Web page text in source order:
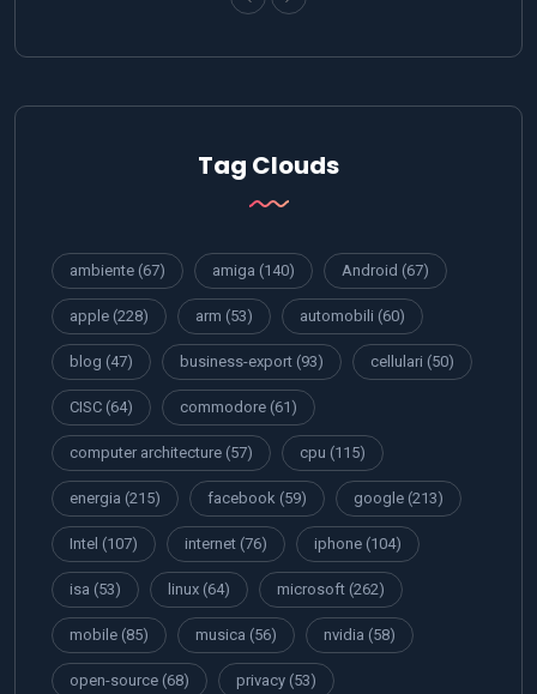
Tag Clouds
ambiente (67) amiga (140) Android (67)
apple (228) arm (53) automobili (60)
blog (47) business-export (93) cellulari (50)
CISC (64) commodore (61)
computer architecture (57) cpu (115)
energia (215) facebook (59) google (213)
Intel (107) internet (76) iphone (104)
isa (53) linux (64) microsoft (262)
mobile (85) musica (56) nvidia (58)
open-source (68) privacy (53)